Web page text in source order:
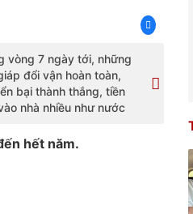
vòng 7 ngày tới, những
đổi vận hoàn toàn,
bại thành thắng, tiền
nhà nhiều như nước
hết năm.